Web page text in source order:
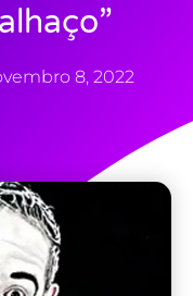
8, 2022